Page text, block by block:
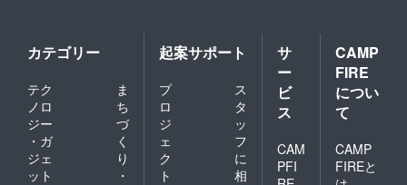
カテゴリー
テク
ノロ
ジー
・ガ
ジェ
ット
ま
ち
づ
く
り
・
起案サポート
プ
ロ
ジ
ェ
ク
ト
ス
タ
ッ
フ
に
相
サ
ー
ビ
ス
CAM
PFI
CAMP
FIRE
につい
て
CAMP
FIREと